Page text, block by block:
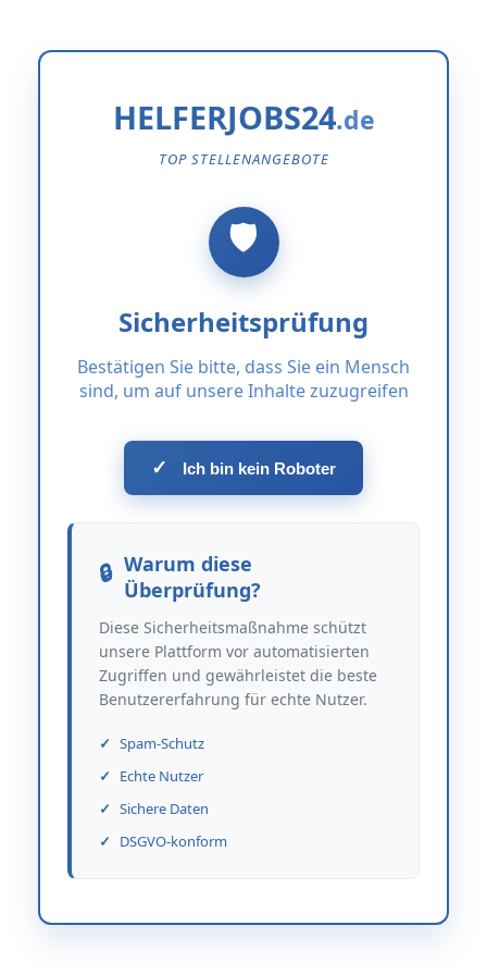
HELFERJOBS24
TOP STELLENANGEBOTE
Sicherheitsprüfung
Bestätigen Sie bitte, dass Sie ein Mensch
sind, um auf unsere Inhalte zuzugreifen
✓ Ich bin kein Roboter
Warum diese
Überprüfung?
Diese Sicherheitsmaßnahme schützt
unsere Plattform vor automatisierten
Zugriffen und gewährleistet die beste
Benutzererfahrung für echte Nutzer.
Spam-Schutz
Echte Nutzer
Sichere Daten
DSGVO-konform